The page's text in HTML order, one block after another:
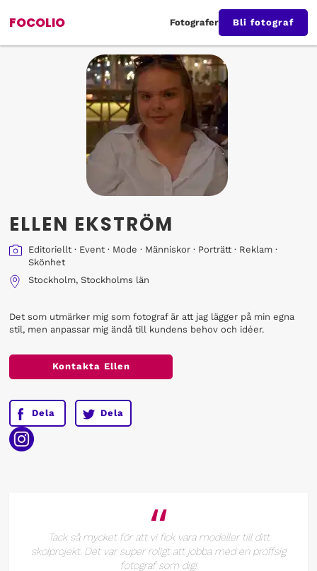
FOCOLIO Fotografer Bli fotograf
ELLEN EKSTRÖM
Editoriellt· Event· Mode· Människor· Porträtt· Reklam·
Skönhet
Stockholm, Stockholms län
Det som utmärker mig som fotograf är att jag lägger på min egna
stil, men anpassar mig ändå till kundens behov och idéer.
Kontakta Ellen
Dela Dela
“
Tack så mycket för att vi fick vara modeller till ditt
skolprojekt. Det var super roligt att jobba med en proffsig
fotograf som dig!